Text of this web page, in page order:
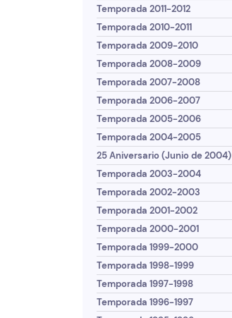
Temporada 2011-2012
Temporada 2010-2011
Temporada 2009-2010
Temporada 2008-2009
Temporada 2007-2008
Temporada 2006-2007
Temporada 2005-2006
Temporada 2004-2005
25 Aniversario (Junio de 2004)
Temporada 2003-2004
Temporada 2002-2003
Temporada 2001-2002
Temporada 2000-2001
Temporada 1999-2000
Temporada 1998-1999
Temporada 1997-1998
Temporada 1996-1997